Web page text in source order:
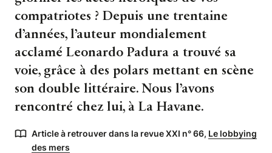
compatriotes ? Depuis une trentaine
d’années, l’auteur mondialement
acclamé Leonardo Padura a trouvé sa
voie, grâce à des polars mettant en scène
son double littéraire. Nous l’avons
rencontré chez lui, à La Havane.
Article à retrouver dans la revue XXI n° 66, Le lobbying
des mers